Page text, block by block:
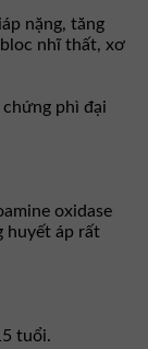
nặng, tăng
nhĩ thất, xơ
phì đại
oxidase
huyết áp rất
tuổi.